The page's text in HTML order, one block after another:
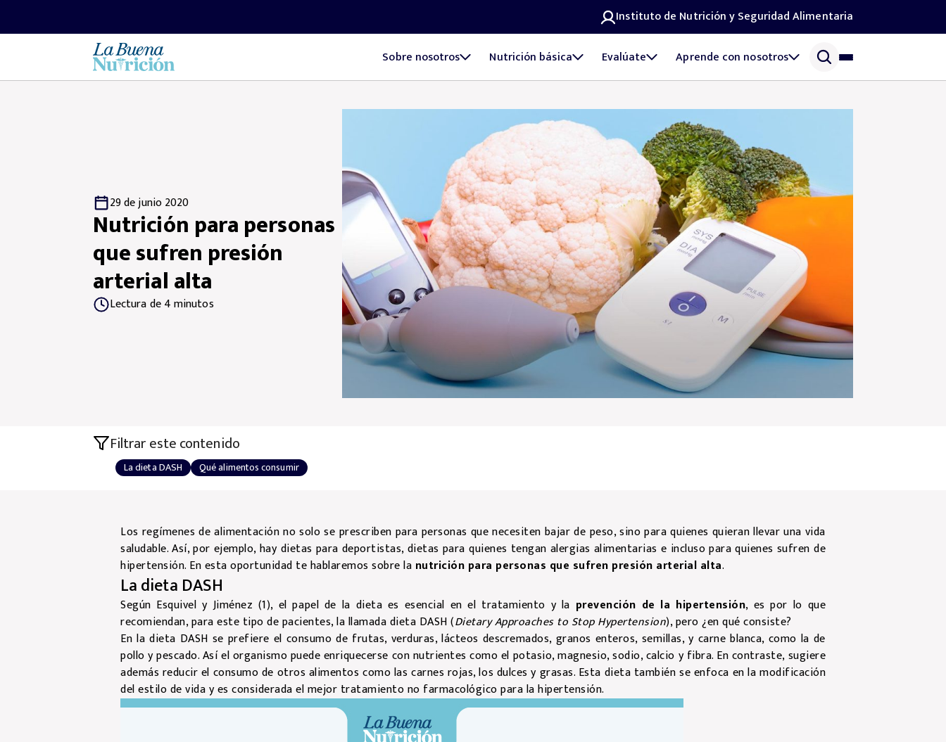
Instituto de Nutrición y Seguridad Alimentaria
Sobre nosotros Nutrición básica Evalúate Aprende con nosotros
29 de junio 2020
Nutrición para personas
que sufren presión
arterial alta
Lectura de 4 minutos
Filtrar este contenido
La dieta DASH Qué alimentos consumir
Los regímenes de alimentación no solo se prescriben para personas que necesiten bajar de peso, sino para quienes quieran llevar una vida
saludable. Así, por ejemplo, hay dietas para deportistas, dietas para quienes tengan alergias alimentarias e incluso para quienes sufren de
hipertensión. En esta oportunidad te hablaremos sobre la nutrición para personas que sufren presión arterial alta.
La dieta DASH
Según Esquivel y Jiménez (1), el papel de la dieta es esencial en el tratamiento y la prevención de la hipertensión, es por lo que
recomiendan, para este tipo de pacientes, la llamada dieta DASH (Dietary Approaches to Stop Hypertension), pero ¿en qué consiste?
En la dieta DASH se prefiere el consumo de frutas, verduras, lácteos descremados, granos enteros, semillas, y carne blanca, como la de
pollo y pescado. Así el organismo puede enriquecerse con nutrientes como el potasio, magnesio, sodio, calcio y fibra. En contraste, sugiere
además reducir el consumo de otros alimentos como las carnes rojas, los dulces y grasas. Esta dieta también se enfoca en la modificación
del estilo de vida y es considerada el mejor tratamiento no farmacológico para la hipertensión.